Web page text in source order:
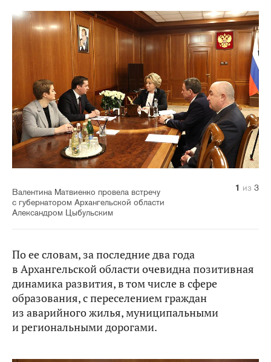
Валентина Матвиенко провела встречу
с губернатором Архангельской области
Александром Цыбульским
1 из 3
2 из 3
3 из 3
По ее словам, за последние два года
в Архангельской области очевидна позитивная
динамика развития, в том числе в сфере
образования, с переселением граждан
из аварийного жилья, муниципальными
и региональными дорогами.